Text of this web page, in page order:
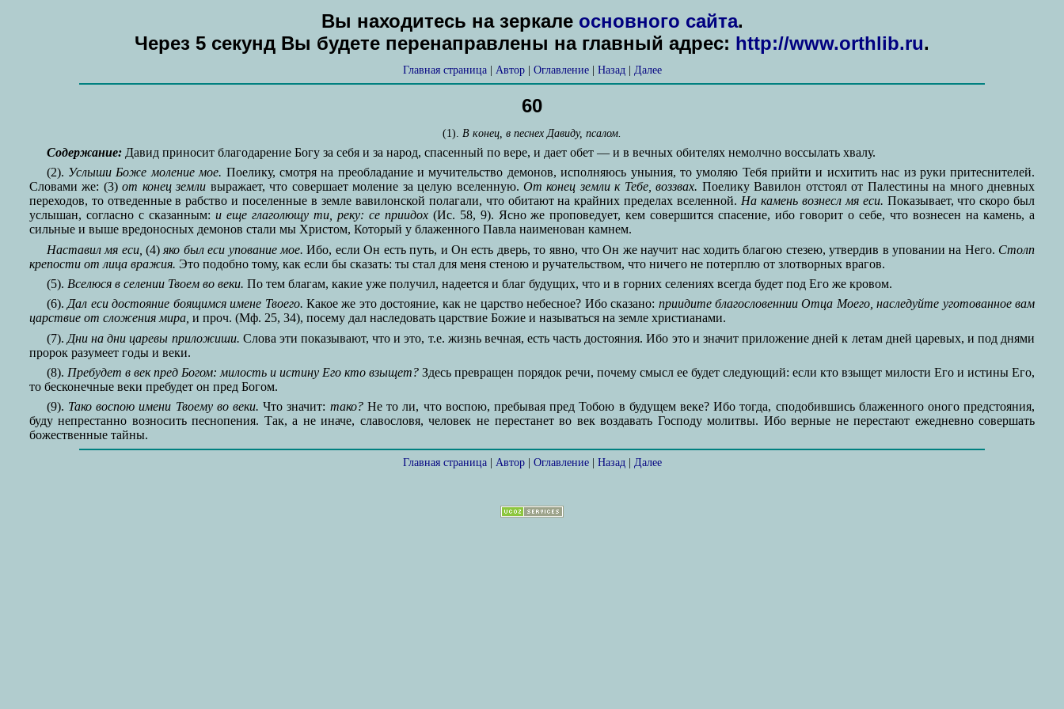
Вы находитесь на зеркале основного сайта.
Через 5 секунд Вы будете перенаправлены на главный адрес: http://www.orthlib.ru.
Главная страница| Автор| Оглавление| Назад| Далее
60
(1). В кoнeц, в песнех Давиду, псалом.
Содержание:Давид приносит благодарение Богу за себя и за народ, спасенный по вере, и дает обет — и в вечных обителях немолчно воссылать хвалу.
(2). Услыши Боже моление мое. Поелику, смотря на преобладание и мучительство демонов, исполняюсь уныния, то умоляю Тебя прийти и исхитить нас из руки притеснителей.
Словами же: (3)от конец земли выражает, что совершает моление за целую вселенную.От конец земли к Тебе, воззвах. Поелику Вавилон отстоял от Палестины на много дневных
переходов, то отведенные в рабство и поселенные в земле вавилонской полагали, что обитают на крайних пределах вселенной. На камень вознесл мя еси. Показывает, что скоро был
услышан, согласно с сказанным: и еще глаголющу ти, реку: се приидох(Ис. 58, 9). Ясно же проповедует, кем совершится спасение, ибо говорит о себе, что вознесен на камень, а
сильные и выше вредоносных демонов стали мы Христом, Который у блаженного Павла наименован камнем.
Наставил мя еси, (4)яко был еси упование мое. Ибо, если Он есть путь, и Он есть дверь, то явно, что Он же научит нас ходить благою стезею, утвердив в уповании на Него. Столп
крепости от лица вражия. Это подобно тому, как если бы сказать: ты стал для меня стеною и ручательством, что ничего не потерплю от злотворных врагов.
(5). Вселюся в селении Твоем во веки. По тем благам, какие уже получил, надеется и благ будущих, что и в горних селениях всегда будет под Его же кровом.
(6).Дал еси достояние боящимся имене Твоего. Какое же это достояние, как не царство небесное? Ибо сказано: nриидume благословеннии Отца Моего, наследуйте уготованное вам
царствие от сложения мира, и проч. (Мф. 25, 34), посему дал наследовать царствие Божие и называться на земле христианами.
(7). Дни на дни царевы приложиши. Слова эти показывают, что и это, т.е. жизнь вечная, есть часть достояния. Ибо это и значит приложение дней к летам дней царевых, и под днями
пророк разумеет годы и веки.
(8). Пребудет в век пред Богом: милость и истину Его кто взыщет? Здесь превращен порядок речи, почему смысл ее будет следующий: если кто взыщет милости Его и истины Его,
то бесконечные веки пребудет он пред Богом.
(9). Тако воспою имени Твоему во веки. Что значит: тако?Не то ли, что воспою, пребывая пред Тобою в будущем веке? Ибо тогда, сподобившись блаженного оного предстояния,
буду непрестанно возносить песнопения. Так, а не иначе, славословя, человек не перестанет во век воздавать Господу молитвы. Ибо верные не перестают ежедневно совершать
божественные тайны.
Главная страница| Автор| Оглавление| Назад| Далее